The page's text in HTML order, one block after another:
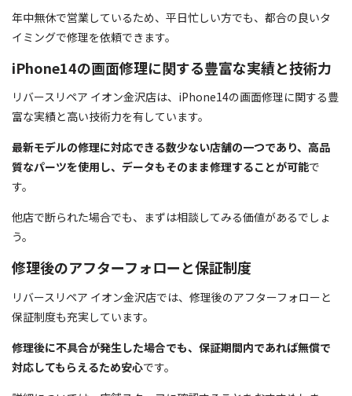
年中無休で営業しているため、平日忙しい方でも、都合の良いタ
イミングで修理を依頼できます。
iPhone14の画面修理に関する豊富な実績と技術力
リバースリペア イオン金沢店は、iPhone14の画面修理に関する豊
富な実績と高い技術力を有しています。
最新モデルの修理に対応できる数少ない店舗の一つであり、高品
質なパーツを使用し、データもそのまま修理することが可能で
す。
他店で断られた場合でも、まずは相談してみる価値があるでしょ
う。
修理後のアフターフォローと保証制度
リバースリペア イオン金沢店では、修理後のアフターフォローと
保証制度も充実しています。
修理後に不具合が発生した場合でも、保証期間内であれば無償で
対応してもらえるため安心です。